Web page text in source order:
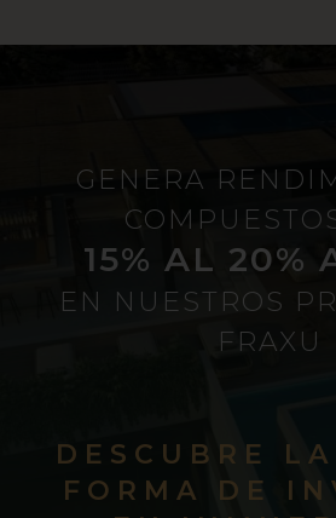
GENERA
15% AL 20%
EN NUESTROS
FRAXU
DESCUBRE
FORMA DE